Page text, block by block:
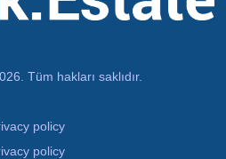
Tüm hakları saklıdır.
policy
policy